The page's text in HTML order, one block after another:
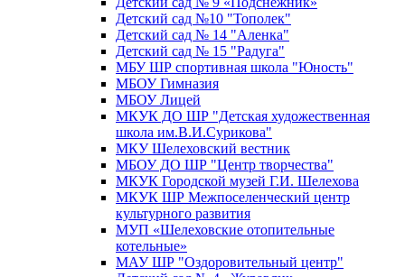
Детский сад №10 "Тополек"
Детский сад № 14 "Аленка"
Детский сад № 15 "Радуга"
МБУ ШР спортивная школа "Юность"
МБОУ Гимназия
МБОУ Лицей
МКУК ДО ШР "Детская художественная
школа им.В.И.Сурикова"
МКУ Шелеховский вестник
МБОУ ДО ШР "Центр творчества"
МКУК Городской музей Г.И. Шелехова
МКУК ШР Межпоселенческий центр
культурного развития
МУП «Шелеховские отопительные
котельные»
МАУ ШР "Оздоровительный центр"